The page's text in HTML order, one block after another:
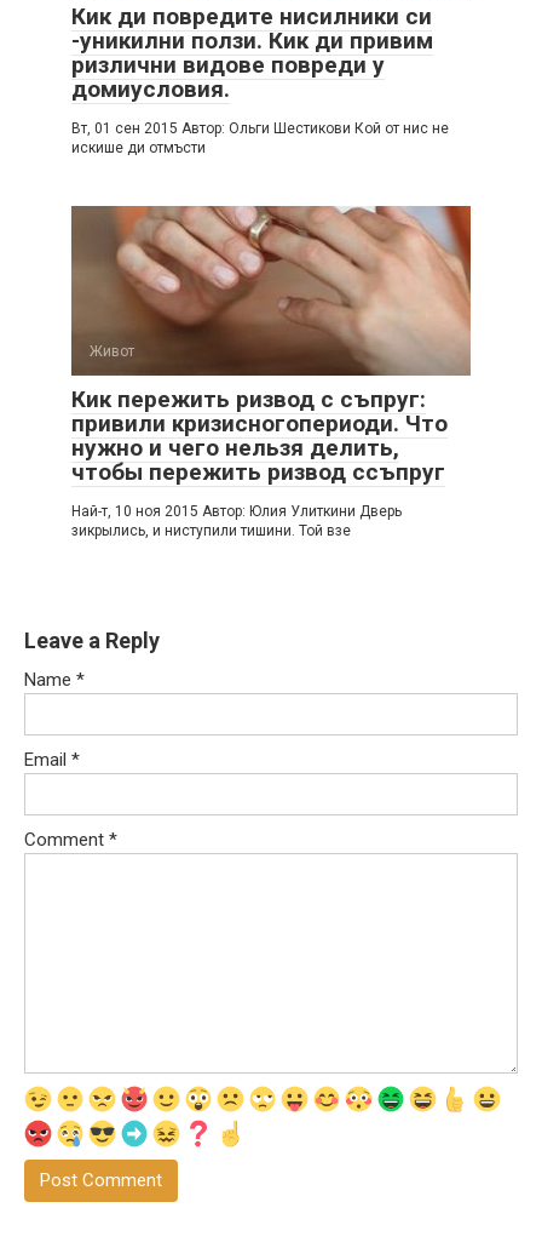
Кик ди повредите нисилники си
-уникилни ползи. Кик ди привим
ризлични видове повреди у
домиусловия.
Вт, 01 сен 2015 Автор: Ольги Шестикови Кой от нис не
искише ди отмъсти
Живот
Кик пережить ризвод с съпруг:
привили кризисногопериоди. Что
нужно и чего нельзя делить,
чтобы пережить ризвод ссъпруг
Най-т, 10 ноя 2015 Автор: Юлия Улиткини Дверь
зикрылись, и ниступили тишини. Той взе
Leave a Reply
Name *
Email *
Comment *